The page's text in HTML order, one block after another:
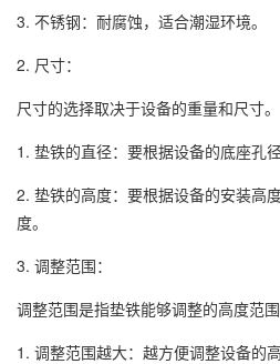
3. 不锈钢：耐腐蚀，适合潮湿环境。
2. 尺寸：
尺寸的选择取决于设备的重量和尺寸。
1. 垫铁的直径：要根据设备的底座孔
2. 垫铁的高度：要根据设备的安装高
度。
3. 调整范围：
调整范围是指垫铁能够调整的高度范围
1. 调整范围越大：越方便调整设备的